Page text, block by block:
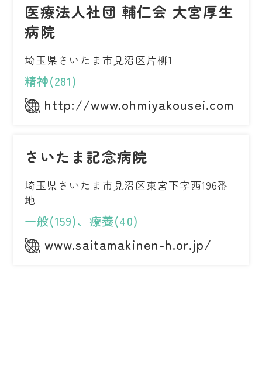
医療法人社団 輔仁会 大宮厚生
病院
埼玉県さいたま市見沼区片柳1
精神(281)
http://www.ohmiyakousei.com
さいたま記念病院
埼玉県さいたま市見沼区東宮下字西196番
地
一般(159)、療養(40)
www.saitamakinen-h.or.jp/